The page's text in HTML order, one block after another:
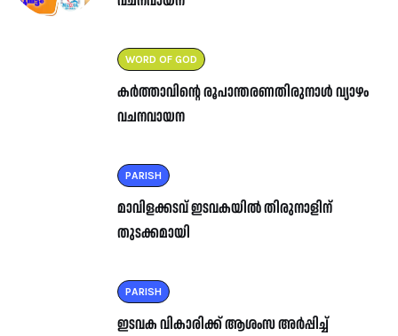
WORD OF GOD
കർത്താവിന്റെ രൂപാന്തരണതിരുനാൾ വ്യാഴം
വചനവായന
PARISH
മാവിളക്കടവ് ഇടവകയിൽ തിരുനാളിന്
തുടക്കമായി
PARISH
ഇടവക വികാരിക്ക് ആശംസ അർപ്പിച്ച്